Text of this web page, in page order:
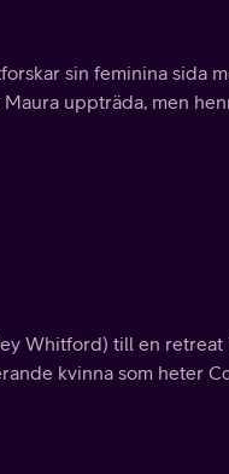
sin feminina sida
uppträda, men
Whitford) till en retreat
kvinna som heter